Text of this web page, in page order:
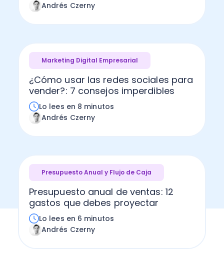
Andrés Czerny
Marketing Digital Empresarial
¿Cómo usar las redes sociales para
vender?: 7 consejos imperdibles
Lo lees en 8 minutos
Andrés Czerny
Presupuesto Anual y Flujo de Caja
Presupuesto anual de ventas: 12
gastos que debes proyectar
Lo lees en 6 minutos
Andrés Czerny